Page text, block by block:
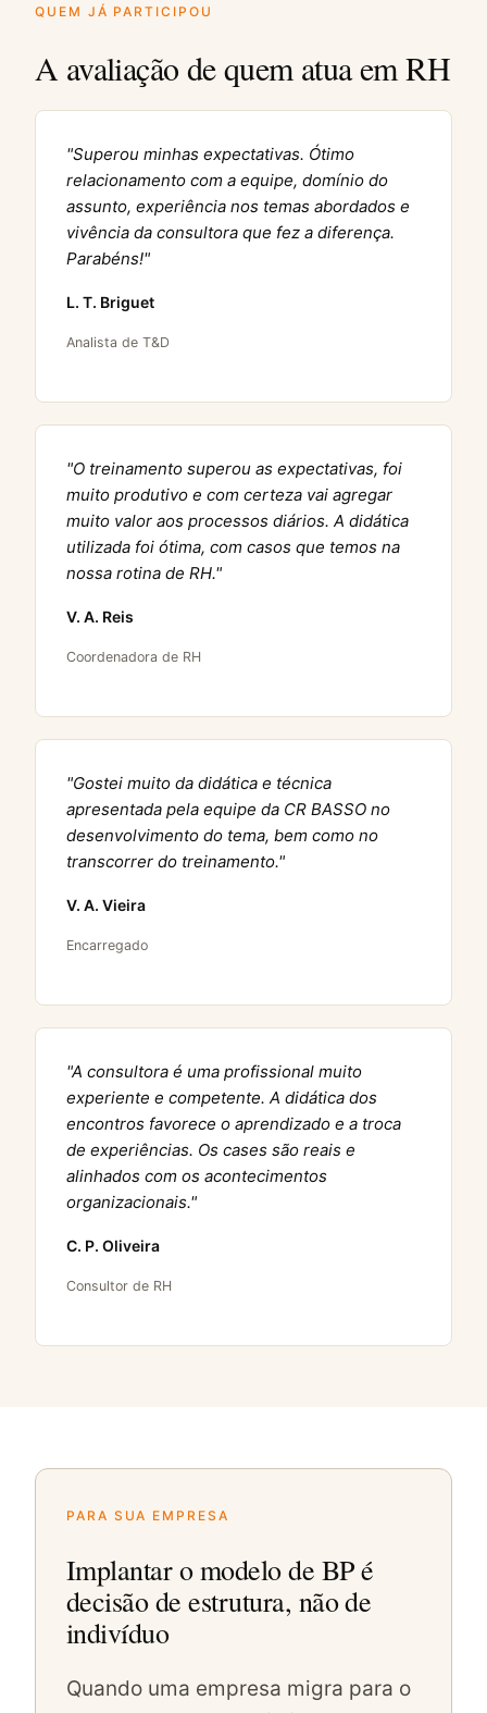
QUEM JÁ PARTICIPOU
A avaliação de quem atua em RH
"Superou minhas expectativas. Ótimo
relacionamento com a equipe, domínio do
assunto, experiência nos temas abordados e
vivência da consultora que fez a diferença.
Parabéns!"
L. T. Briguet
Analista de T&D
"O treinamento superou as expectativas, foi
muito produtivo e com certeza vai agregar
muito valor aos processos diários. A didática
utilizada foi ótima, com casos que temos na
nossa rotina de RH."
V. A. Reis
Coordenadora de RH
"Gostei muito da didática e técnica
apresentada pela equipe da CR BASSO no
desenvolvimento do tema, bem como no
transcorrer do treinamento."
V. A. Vieira
Encarregado
"A consultora é uma profissional muito
experiente e competente. A didática dos
encontros favorece o aprendizado e a troca
de experiências. Os cases são reais e
alinhados com os acontecimentos
organizacionais."
C. P. Oliveira
Consultor de RH
PARA SUA EMPRESA
Implantar o modelo de BP é
decisão de estrutura, não de
indivíduo
Quando uma empresa migra para o